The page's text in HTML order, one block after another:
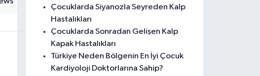
Çocuklarda Siyanozla Seyreden Kalp
Hastalıkları
Çocuklarda Sonradan Gelişen Kalp
Kapak Hastalıkları
Türkiye Neden Bölgenin En İyi Çocuk
Kardiyoloji Doktorlarına Sahip?